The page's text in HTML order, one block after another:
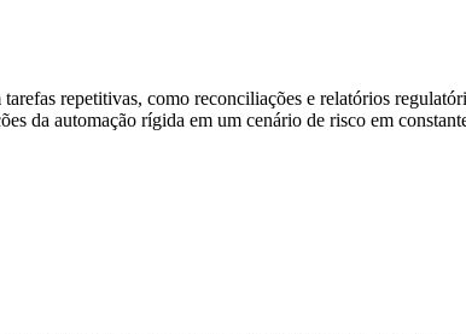
repetitivas, como reconciliações e relatórios
da automação rígida em um cenário de risco em